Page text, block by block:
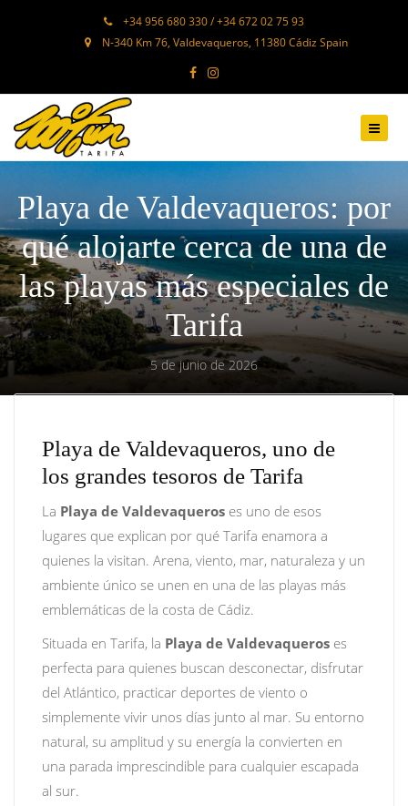
+34 956 680 330 / +34 672 02 75 93
N-340 Km 76, Valdevaqueros, 11380 Cádiz Spain
Playa de Valdevaqueros: por
qué alojarte cerca de una de
las playas más especiales de
Tarifa
5 de junio de 2026
Playa de Valdevaqueros, uno de
los grandes tesoros de Tarifa
La Playa de Valdevaqueros es uno de esos
lugares que explican por qué Tarifa enamora a
quienes la visitan. Arena, viento, mar, naturaleza y un
ambiente único se unen en una de las playas más
emblemáticas de la costa de Cádiz.
Situada en Tarifa, la Playa de Valdevaqueros es
perfecta para quienes buscan desconectar, disfrutar
del Atlántico, practicar deportes de viento o
simplemente vivir unos días junto al mar. Su entorno
natural, su amplitud y su energía la convierten en
una parada imprescindible para cualquier escapada
al sur.